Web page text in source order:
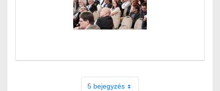
5 bejegyzés